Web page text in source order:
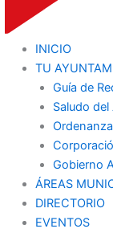
INICIO
TU
Guía de
Saludo del
Gobierno
ÁREAS
DIRECTORIO
EVENTOS